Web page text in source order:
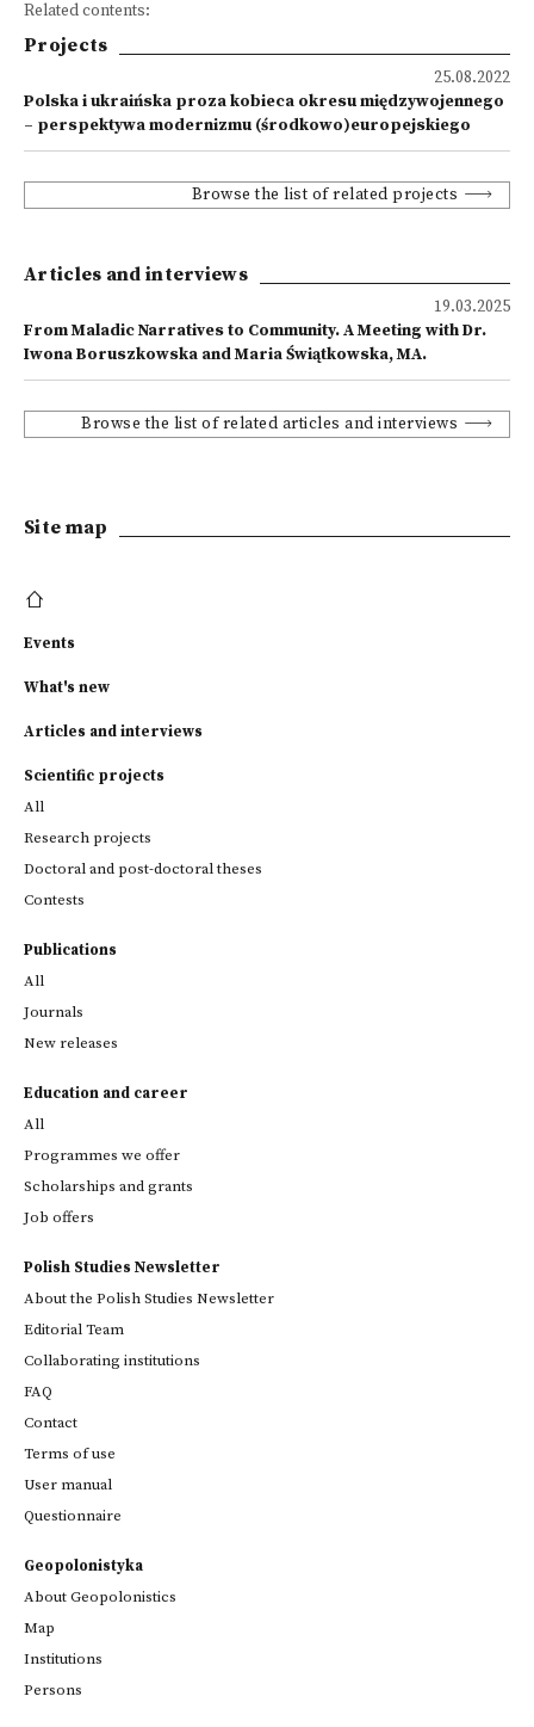
Related contents:
Projects
25.08.2022
Polska i ukraińska proza kobieca okresu międzywojennego
– perspektywa modernizmu (środkowo)europejskiego
Browse the list of related projects
Articles and interviews
19.03.2025
From Maladic Narratives to Community. A Meeting with Dr.
Iwona Boruszkowska and Maria Świątkowska, MA.
Browse the list of related articles and interviews
Site map
Events
What's new
Articles and interviews
Scientific projects
All
Research projects
Doctoral and post-doctoral theses
Contests
Publications
All
Journals
New releases
Education and career
All
Programmes we offer
Scholarships and grants
Job offers
Polish Studies Newsletter
About the Polish Studies Newsletter
Editorial Team
Collaborating institutions
FAQ
Contact
Terms of use
User manual
Questionnaire
Geopolonistyka
About Geopolonistics
Map
Institutions
Persons